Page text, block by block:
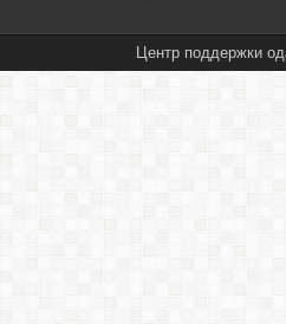
Центр поддержки